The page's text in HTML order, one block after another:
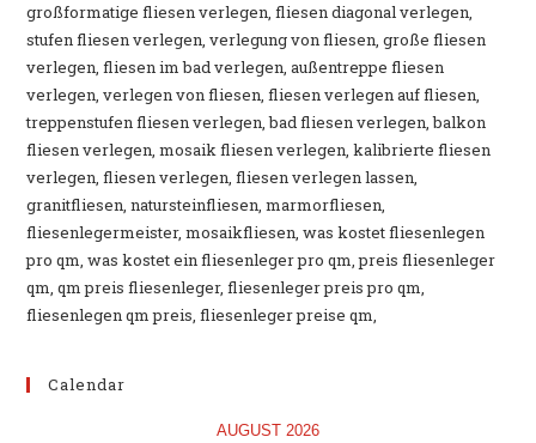
großformatige fliesen verlegen, fliesen diagonal verlegen,
stufen fliesen verlegen, verlegung von fliesen, große fliesen
verlegen, fliesen im bad verlegen, außentreppe fliesen
verlegen, verlegen von fliesen, fliesen verlegen auf fliesen,
treppenstufen fliesen verlegen, bad fliesen verlegen, balkon
fliesen verlegen, mosaik fliesen verlegen, kalibrierte fliesen
verlegen, fliesen verlegen, fliesen verlegen lassen,
granitfliesen, natursteinfliesen, marmorfliesen,
fliesenlegermeister, mosaikfliesen, was kostet fliesenlegen
pro qm, was kostet ein fliesenleger pro qm, preis fliesenleger
qm, qm preis fliesenleger, fliesenleger preis pro qm,
fliesenlegen qm preis, fliesenleger preise qm,
Calendar
AUGUST 2026